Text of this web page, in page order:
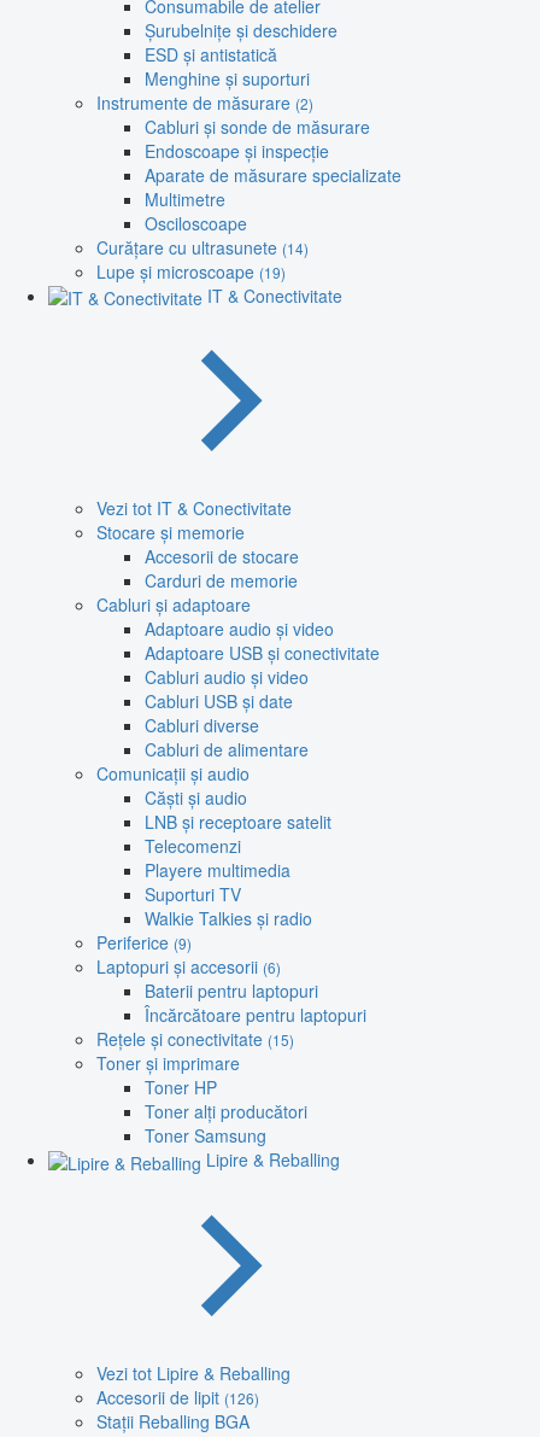
Consumabile de atelier
Șurubelnițe și deschidere
ESD și antistatică
Menghine și suporturi
Instrumente de măsurare (2)
Cabluri și sonde de măsurare
Endoscoape și inspecție
Aparate de măsurare specializate
Multimetre
Osciloscoape
Curățare cu ultrasunete (14)
Lupe și microscoape (19)
IT & Conectivitate
Vezi tot IT & Conectivitate
Stocare și memorie
Accesorii de stocare
Carduri de memorie
Cabluri și adaptoare
Adaptoare audio și video
Adaptoare USB și conectivitate
Cabluri audio și video
Cabluri USB și date
Cabluri diverse
Cabluri de alimentare
Comunicații și audio
Căști și audio
LNB și receptoare satelit
Telecomenzi
Playere multimedia
Suporturi TV
Walkie Talkies și radio
Periferice (9)
Laptopuri și accesorii (6)
Baterii pentru laptopuri
Încărcătoare pentru laptopuri
Rețele și conectivitate (15)
Toner și imprimare
Toner HP
Toner alți producători
Toner Samsung
Lipire & Reballing
Vezi tot Lipire & Reballing
Accesorii de lipit (126)
Stații Reballing BGA